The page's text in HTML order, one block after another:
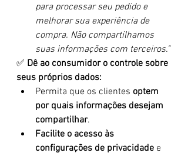
para processar seu pedido e
melhorar sua experiência de
compra. Não compartilhamos
suas informações com terceiros."
✅ Dê ao consumidor o controle sobre
seus próprios dados:
Permita que os clientes optem
por quais informações desejam
compartilhar.
Facilite o acesso às
configurações de privacidade e